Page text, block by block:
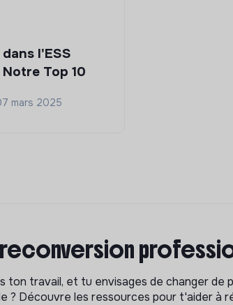
l'ESS
Top 10
mars 2025
reconversion
ton travail, et tu envisages de changer de
? Découvre les ressources pour t'aider à